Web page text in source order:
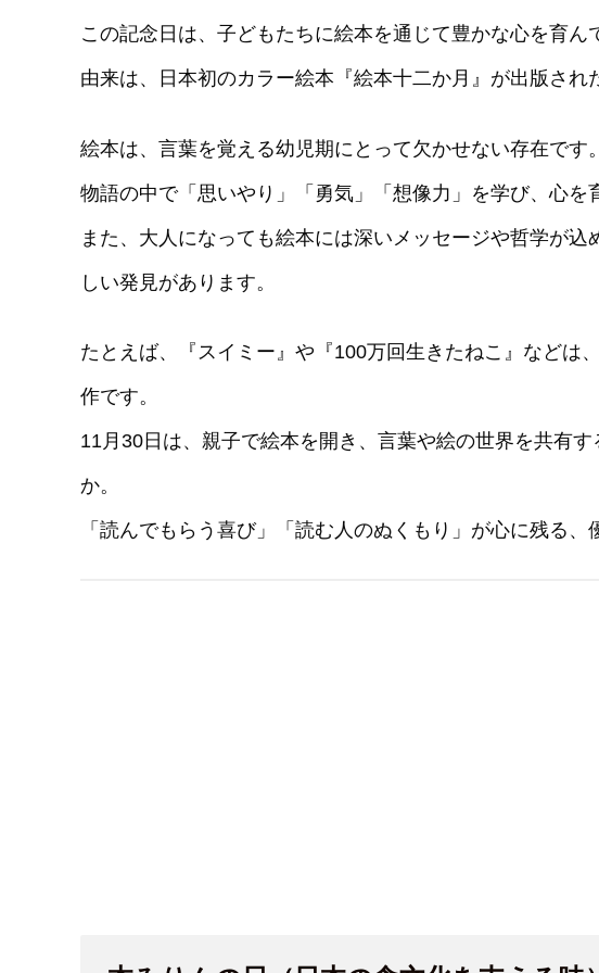
この記念日は、子どもたちに絵本を通じて豊かな心を育ん
由来は、日本初のカラー絵本『絵本十二か月』が出版され
絵本は、言葉を覚える幼児期にとって欠かせない存在です。
物語の中で「思いやり」「勇気」「想像力」を学び、心を
また、大人になっても絵本には深いメッセージや哲学が
しい発見があります。
たとえば、『スイミー』や『100万回生きたねこ』などは
作です。
11月30日は、親子で絵本を開き、言葉や絵の世界を共有
か。
「読んでもらう喜び」「読む人のぬくもり」が心に残る、